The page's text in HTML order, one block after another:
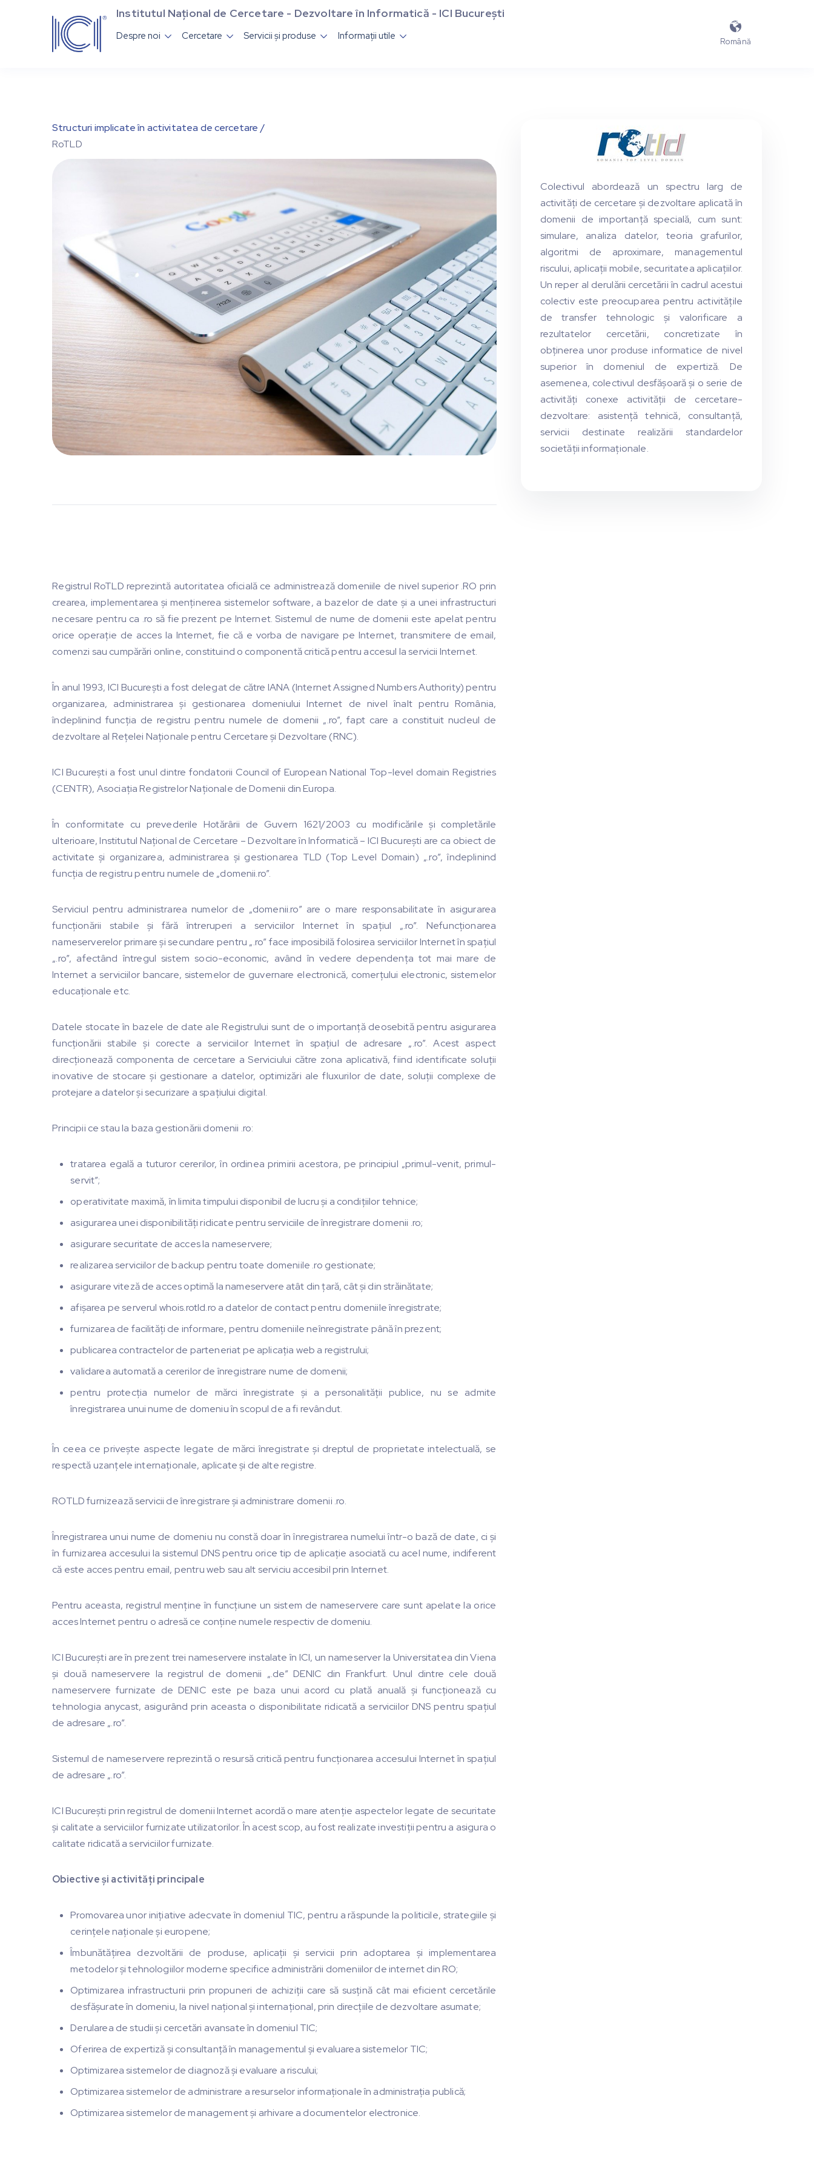
Institutul Național de Cercetare - Dezvoltare în Informatică - ICI București
Despre noi  Cercetare  Servicii și produse  Informații utile 

Română
Structuri implicate în activitatea de cercetare /
RoTLD
Registrul RoTLD reprezintă autoritatea oficială ce administrează domeniile de nivel superior .RO prin
crearea, implementarea și menținerea sistemelor software, a bazelor de date și a unei infrastructuri
necesare pentru ca .ro să fie prezent pe Internet. Sistemul de nume de domenii este apelat pentru
orice operație de acces la Internet, fie că e vorba de navigare pe Internet, transmitere de email,
comenzi sau cumpărări online, constituind o componentă critică pentru accesul la servicii Internet.
În anul 1993, ICI București a fost delegat de către IANA (Internet Assigned Numbers Authority) pentru
organizarea, administrarea şi gestionarea domeniului Internet de nivel înalt pentru România,
îndeplinind funcţia de registru pentru numele de domenii „.ro”, fapt care a constituit nucleul de
dezvoltare al Reţelei Naţionale pentru Cercetare şi Dezvoltare (RNC).
ICI București a fost unul dintre fondatorii Council of European National Top-level domain Registries
(CENTR), Asociaţia Registrelor Naţionale de Domenii din Europa.
În conformitate cu prevederile Hotărârii de Guvern 1621/2003 cu modificările și completările
ulterioare, Institutul Național de Cercetare – Dezvoltare în Informatică – ICI București are ca obiect de
activitate și organizarea, administrarea și gestionarea TLD (Top Level Domain) „.ro”, îndeplinind
funcția de registru pentru numele de „domenii.ro”.
Serviciul pentru administrarea numelor de „domenii.ro” are o mare responsabilitate în asigurarea
funcționării stabile și fără întreruperi a serviciilor Internet în spațiul „.ro”. Nefuncționarea
nameserverelor primare și secundare pentru „.ro” face imposibilă folosirea serviciilor Internet în spațiul
„.ro”, afectând întregul sistem socio-economic, având în vedere dependența tot mai mare de
Internet a serviciilor bancare, sistemelor de guvernare electronică, comerțului electronic, sistemelor
educaționale etc.
Datele stocate în bazele de date ale Registrului sunt de o importanță deosebită pentru asigurarea
funcționării stabile și corecte a serviciilor Internet în spațiul de adresare „.ro”. Acest aspect
direcționează componenta de cercetare a Serviciului către zona aplicativă, fiind identificate soluții
inovative de stocare și gestionare a datelor, optimizări ale fluxurilor de date, soluții complexe de
protejare a datelor și securizare a spațiului digital.
Principii ce stau la baza gestionării domenii .ro:
tratarea egală a tuturor cererilor, în ordinea primirii acestora, pe principiul „primul-venit, primul-
servit”;
operativitate maximă, în limita timpului disponibil de lucru și a condițiilor tehnice;
asigurarea unei disponibilități ridicate pentru serviciile de înregistrare domenii .ro;
asigurare securitate de acces la nameservere;
realizarea serviciilor de backup pentru toate domeniile .ro gestionate;
asigurare viteză de acces optimă la nameservere atât din țară, cât și din străinătate;
afișarea pe serverul whois.rotld.ro a datelor de contact pentru domeniile înregistrate;
furnizarea de facilități de informare, pentru domeniile neînregistrate până în prezent;
publicarea contractelor de parteneriat pe aplicația web a registrului;
validarea automată a cererilor de înregistrare nume de domenii;
pentru protecția numelor de mărci înregistrate și a personalității publice, nu se admite
înregistrarea unui nume de domeniu în scopul de a fi revândut.
În ceea ce privește aspecte legate de mărci înregistrate și dreptul de proprietate intelectuală, se
respectă uzanțele internaționale, aplicate și de alte registre.
ROTLD furnizează servicii de înregistrare și administrare domenii .ro.
Înregistrarea unui nume de domeniu nu constă doar în înregistrarea numelui într-o bază de date, ci și
în furnizarea accesului la sistemul DNS pentru orice tip de aplicație asociată cu acel nume, indiferent
că este acces pentru email, pentru web sau alt serviciu accesibil prin Internet.
Pentru aceasta, registrul menține în funcțiune un sistem de nameservere care sunt apelate la orice
acces Internet pentru o adresă ce conține numele respectiv de domeniu.
ICI București are în prezent trei nameservere instalate în ICI, un nameserver la Universitatea din Viena
și două nameservere la registrul de domenii „.de” DENIC din Frankfurt. Unul dintre cele două
nameservere furnizate de DENIC este pe baza unui acord cu plată anuală și funcționează cu
tehnologia anycast, asigurând prin aceasta o disponibilitate ridicată a serviciilor DNS pentru spațiul
de adresare „.ro”.
Sistemul de nameservere reprezintă o resursă critică pentru funcționarea accesului Internet în spațiul
de adresare „.ro”.
ICI București prin registrul de domenii Internet acordă o mare atenție aspectelor legate de securitate
și calitate a serviciilor furnizate utilizatorilor. În acest scop, au fost realizate investiții pentru a asigura o
calitate ridicată a serviciilor furnizate.
Obiective și activități principale
Promovarea unor inițiative adecvate în domeniul TIC, pentru a răspunde la politicile, strategiile și
cerințele naționale și europene;
Îmbunătățirea dezvoltării de produse, aplicații și servicii prin adoptarea și implementarea
metodelor și tehnologiilor moderne specifice administrării domeniilor de internet din RO;
Optimizarea infrastructurii prin propuneri de achiziții care să susțină cât mai eficient cercetările
desfășurate în domeniu, la nivel național și internațional, prin direcțiile de dezvoltare asumate;
Derularea de studii și cercetări avansate în domeniul TIC;
Oferirea de expertiză și consultanță în managementul și evaluarea sistemelor TIC;
Optimizarea sistemelor de diagnoză și evaluare a riscului;
Optimizarea sistemelor de administrare a resurselor informaționale în administrația publică;
Optimizarea sistemelor de management și arhivare a documentelor electronice.
Colectivul abordează un spectru larg de
activități de cercetare și dezvoltare aplicată în
domenii de importanță specială, cum sunt:
simulare, analiza datelor, teoria grafurilor,
algoritmi de aproximare, managementul
riscului, aplicații mobile, securitatea aplicațiilor.
Un reper al derulării cercetării în cadrul acestui
colectiv este preocuparea pentru activitățile
de transfer tehnologic și valorificare a
rezultatelor cercetării, concretizate în
obținerea unor produse informatice de nivel
superior în domeniul de expertiză. De
asemenea, colectivul desfășoară și o serie de
activități conexe activității de cercetare-
dezvoltare: asistență tehnică, consultanță,
servicii destinate realizării standardelor
societății informaționale.